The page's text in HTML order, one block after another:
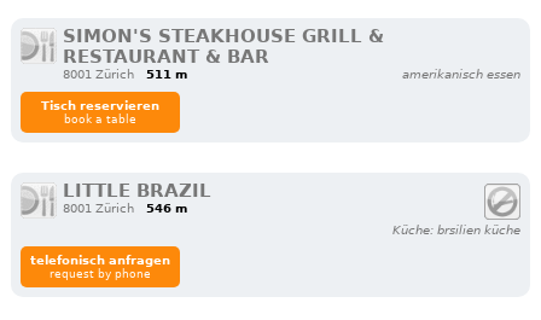
SIMON'S STEAKHOUSE GRILL &
RESTAURANT & BAR
8001 Zürich 511 m amerikanisch essen
Tisch reservieren
book a table
LITTLE BRAZIL
8001 Zürich
546 m
Küche: brsilien küche
telefonisch anfragen
request by phone